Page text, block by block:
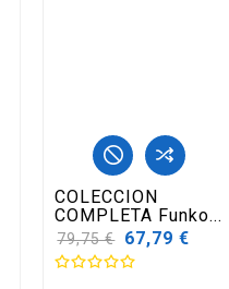
COLECCION
COMPLETA Funko...
Precio
base
79,75 € 67,79 €